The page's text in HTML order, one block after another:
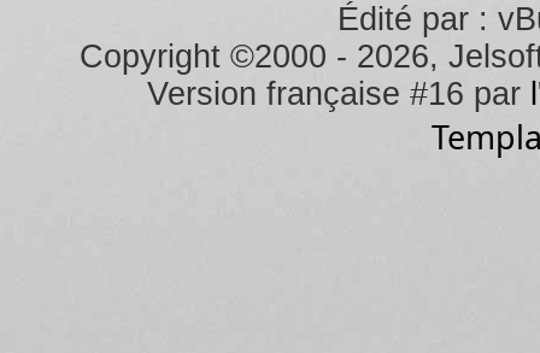
Édité par :
Copyright ©2000 - 2026,
Version française #16 par